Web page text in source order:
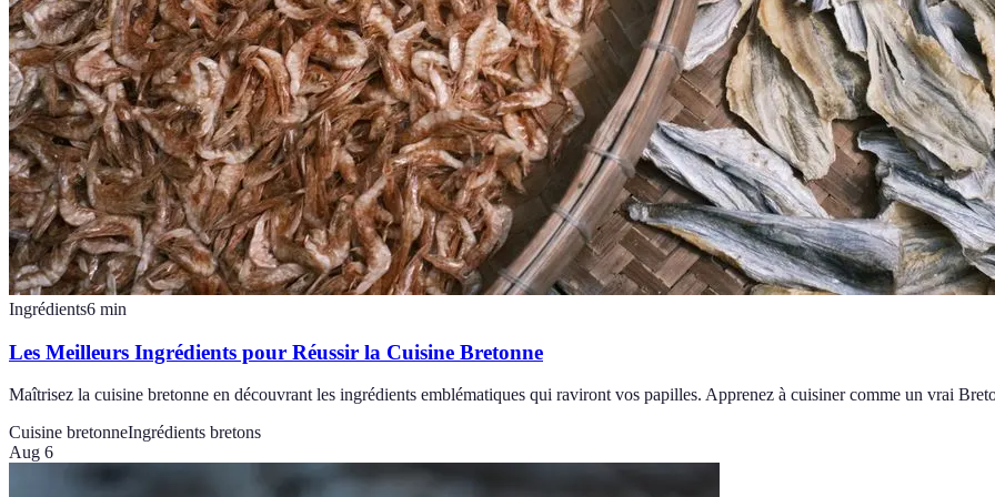
Ingrédients6 min
Les Meilleurs Ingrédients pour Réussir la Cuisine Bretonne
Maîtrisez la cuisine bretonne en découvrant les ingrédients emblématiques qui raviront vos papilles. Apprenez à cuisiner comme un vrai
Cuisine bretonneIngrédients bretons
Aug 6